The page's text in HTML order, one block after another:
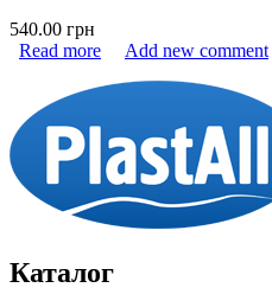
540.00 грн
Read more about Монолітний
Add new comment
Каталог